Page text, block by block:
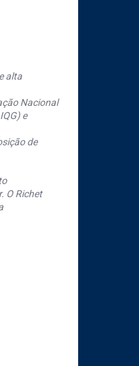
alta
Nacional
e
de
O Richet